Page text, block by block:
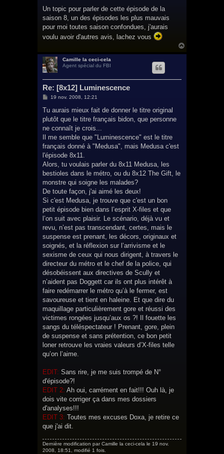
s
a
g
Un topic pour parler de cette épisode de la
saison 8, un des épisodes les plus mauvais
pour moi toutes saison confondues, j'aurais
voulu avoir d'autres avis, lachez vous
Camille la ceci-cela
Agent spécial du FBI
Re: [8x12] Luminescence
M
s
a
g
19 nov. 2008, 12:21
Tu aurais mieux fait de donner le titre original
plutôt que le titre français bidon, que personne
ne connaît je crois...
Il me semble que "Luminescence" est le titre
français donné à "Medusa", mais Medusa c'est
l'épisode 8x11.
Alors, tu voulais parler du 8x11 Medusa, les
bestioles dans le métro, ou du 8x12 The Gift, le
monstre qui soigne les malades?
De toute façon, j'ai aimé les deux!
Si c'est Medusa, je trouve que c'est un bon
petit épisode bien dans l’esprit X-files et que
l’on suit avec plaisir. Le scénario, déjà vu et
revu, n’est pas transcendant, certes, mais le
suspense est prenant, les décors, originaux et
soignés, et la réflexion sur l’arrivisme et le
sexisme de ceux qui nous dirigent, à travers le
directeur du métro et le chef de la police, qui
désobéissent aux directives de Scully et
n’aident pas Doggett car ils ont plus intérêt à
faire redémarrer le métro qu’à le fermer, est
savoureuse et tient en haleine. Et que dire du
maquillage particulièrement gore et réussi des
victimes rongées jusqu’aux os ?! Il fouette les
sangs du téléspectateur ! Prenant, gore, plein
de suspense et sans prétention, ce bon petit
loner retrouve les vraies valeurs d’X-files telle
qu’on l’aime.
EDIT: Sans rire, je me suis trompé de N°
d'épisode?!
EDIT 2: Ah oui, carrément en fait!!! Ouh là, je
dois vite corriger ça dans mes dossiers
d'analyses!!!
EDIT 3: Toutes mes excuses Doxa, je retire ce
que j'ai dit.
Dernière modification parCamille la ceci-cela le 19 nov.
2008, 18:51, modifié 1 fois.